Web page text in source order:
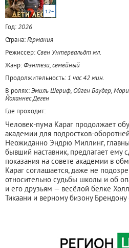
12+
Год:2026
Страна:Германия
Режиссер: Свен Унтервальдт мл.
Жанр:Фэнтези, семейный
Продолжительность: 1 час 42 мин.
В ролях:Эмиль Шериф, Ойген Баудер,
Йоханнес Деген
Где проходит:
Человек-пума Караг продолжает
академии для подростков-
Неожиданно Эндрю Миллинг,
бывший наставник, предлагает ему
показания на совете академии в
Караг соглашается, даже не
относительно судьбы школы и об
и его друзьям — весёлой белке
Тикаани и верному бизону Брендону